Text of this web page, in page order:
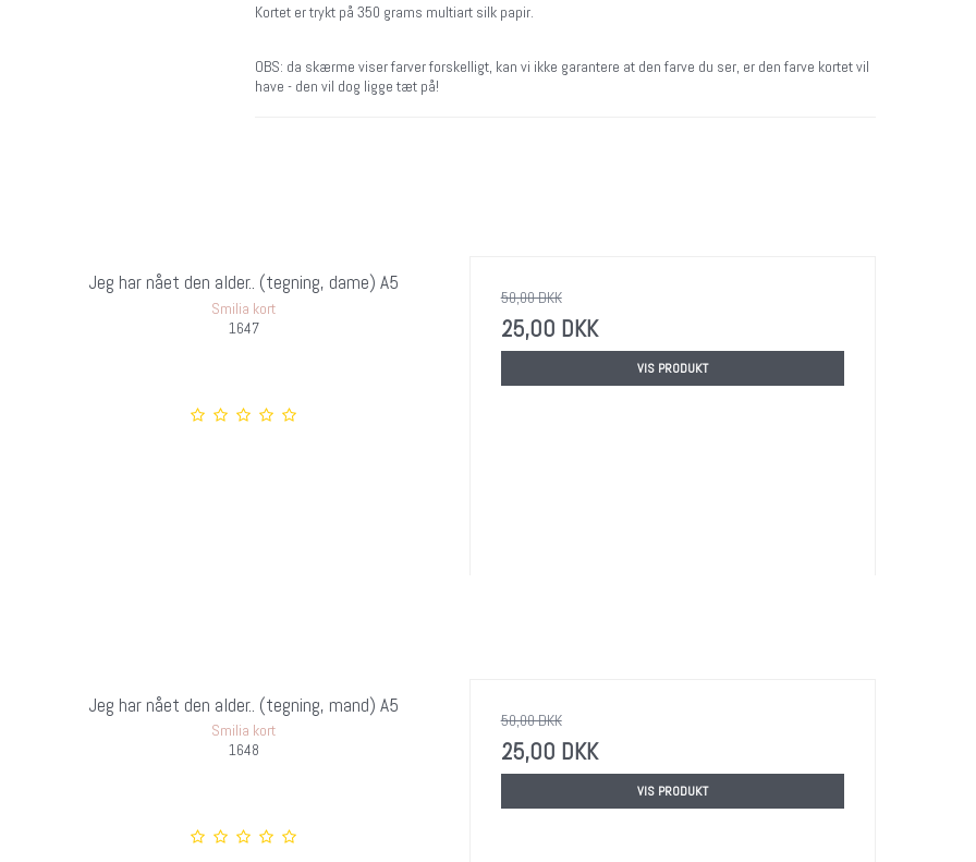
Kortet er trykt på 350 grams multiart silk papir.
OBS: da skærme viser farver forskelligt, kan vi ikke garantere at den farve du ser, er den farve kortet vil
have - den vil dog ligge tæt på!
Jeg har nået den alder.. (tegning, dame) A5
Smilia kort
1647
50,00 DKK
25,00 DKK
VIS PRODUKT
Jeg har nået den alder.. (tegning, mand) A5
Smilia kort
1648
50,00 DKK
25,00 DKK
VIS PRODUKT